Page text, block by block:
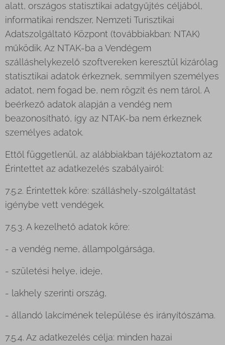
alatt, országos statisztikai adatgyűjtés céljából,
informatikai rendszer, Nemzeti Turisztikai
Adatszolgáltató Központ (továbbiakban: NTAK)
működik. Az NTAK-ba a Vendégem
szálláshelykezelő szoftvereken keresztül kizárólag
statisztikai adatok érkeznek, semmilyen személyes
adatot, nem fogad be, nem rögzít és nem tárol. A
beérkező adatok alapján a vendég nem
beazonosítható, így az NTAK-ba nem érkeznek
személyes adatok.
Ettől függetlenül, az alábbiakban tájékoztatom az
Érintettet az adatkezelés szabályairól:
7.5.2. Érintettek köre: szálláshely-szolgáltatást
igénybe vett vendégek.
7.5.3. A kezelhető adatok köre:
- a vendég neme, állampolgársága,
- születési helye, ideje,
- lakhely szerinti ország,
- állandó lakcímének települése és irányítószáma.
7.5.4. Az adatkezelés célja: minden hazai